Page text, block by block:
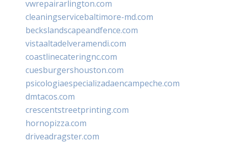
vwrepairarlington.com
cleaningservicebaltimore-md.com
beckslandscapeandfence.com
vistaaltadelveramendi.com
coastlinecateringnc.com
cuesburgershouston.com
psicologiaespecializadaencampeche.com
dmtacos.com
crescentstreetprinting.com
hornopizza.com
driveadragster.com